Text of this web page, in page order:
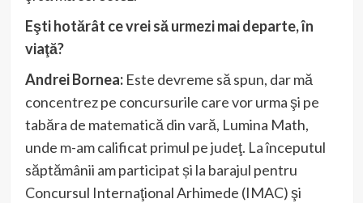
Eşti hotărât ce vrei să urmezi mai departe, în
viaţă?
Andrei Bornea: Este devreme să spun, dar mă
concentrez pe concursurile care vor urma şi pe
tabăra de matematică din vară, Lumina Math,
unde m-am calificat primul pe judeţ. La începutul
săptămânii am participat și la barajul pentru
Concursul Internaţional Arhimede (IMAC) şi